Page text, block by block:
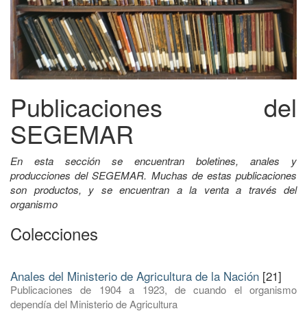
Publicaciones del
SEGEMAR
En esta sección se encuentran boletines, anales y
producciones del SEGEMAR. Muchas de estas publicaciones
son productos, y se encuentran a la venta a través del
organismo
Colecciones
Anales del Ministerio de Agricultura de la Nación [21]
Publicaciones de 1904 a 1923, de cuando el organismo
dependía del Ministerio de Agricultura